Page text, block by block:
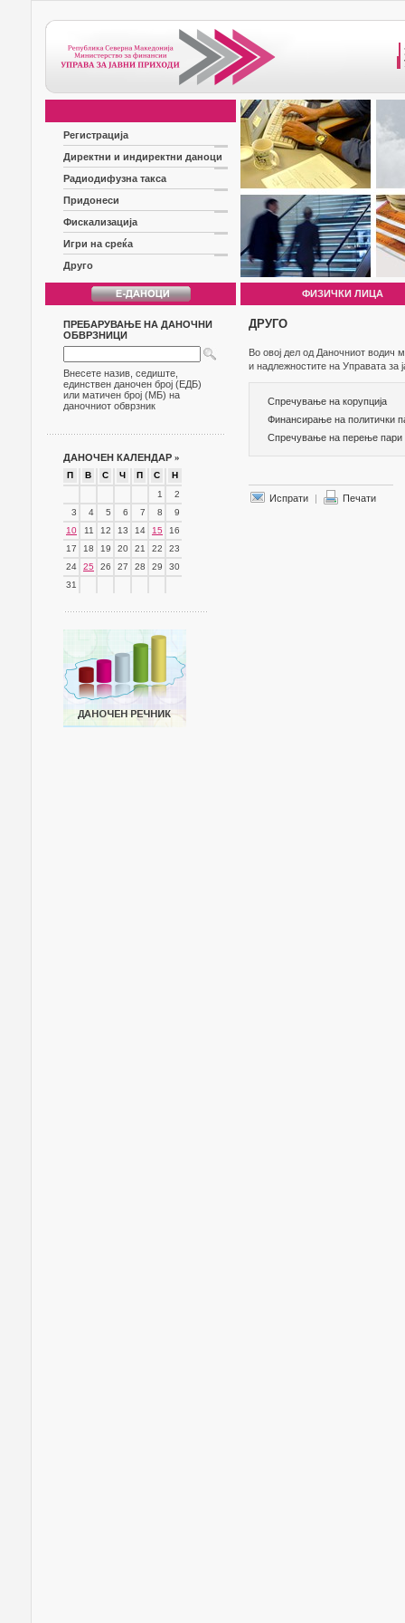
Регистрација
Директни и индиректни даноци
Радиодифузна такса
Придонеси
Фискализација
Игри на среќа
Друго
ФИЗИЧКИ ЛИЦА
ПРЕБАРУВАЊЕ НА ДАНОЧНИ
ОБВРЗНИЦИ
Внесете назив, седиште,
единствен даночен број (ЕДБ)
или матичен број (МБ) на
даночниот обврзник
ДАНОЧЕН КАЛЕНДАР »
П В С Ч П С
Н
1
2
3
4 5 6 7 8
9
10
11 12 13 14 15
16
17
18 19 20 21 22
23
24
25 26 27 28 29
30
31
ДРУГО
Во овој дел од Даночниот водич
и надлежностите на Управата за
Спречување на корупција
Финансирање на политички
Спречување на перење
Испрати | Печати